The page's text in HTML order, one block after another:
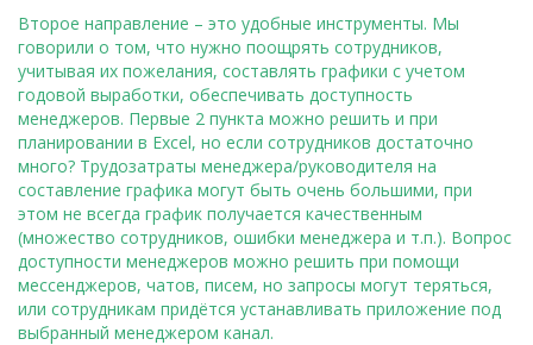
Второе направление – это удобные инструменты. Мы
говорили о том, что нужно поощрять сотрудников,
учитывая их пожелания, составлять графики с учетом
годовой выработки, обеспечивать доступность
менеджеров. Первые 2 пункта можно решить и при
планировании в Excel, но если сотрудников достаточно
много? Трудозатраты менеджера/руководителя на
составление графика могут быть очень большими, при
этом не всегда график получается качественным
(множество сотрудников, ошибки менеджера и т.п.). Вопрос
доступности менеджеров можно решить при помощи
мессенджеров, чатов, писем, но запросы могут теряться,
или сотрудникам придётся устанавливать приложение под
выбранный менеджером канал.